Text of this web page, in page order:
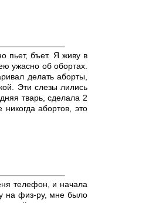
пьет, бъет. Я живу в
ужасно об обортах.
делать аборты,
Эти слезы лились
тварь, сделала 2
абортов, это
телефон, и начала
на физ-ру, мне было